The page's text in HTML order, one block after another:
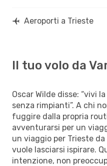
Aeroporti a Trieste
Il tuo volo da
Oscar Wilde disse: “vivi
senza rimpianti”. A chi
fuggire dalla propria
avventurarsi per un
un viaggio per Trieste
vuole lasciarsi ispirare.
intenzione, non